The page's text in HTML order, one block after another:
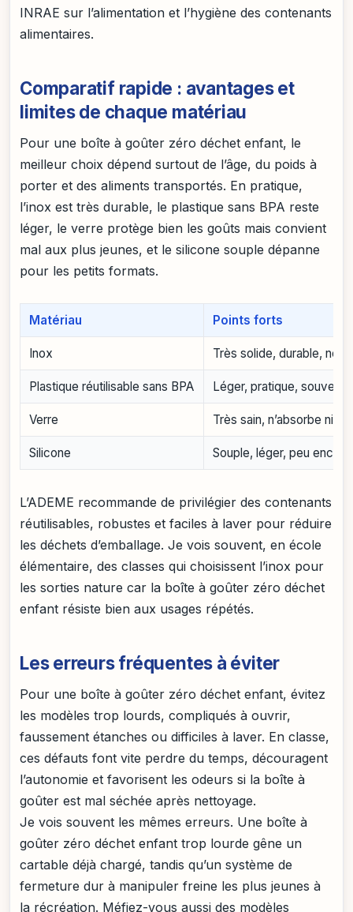
INRAE sur l’alimentation et l’hygiène des contenants
alimentaires.
Comparatif rapide : avantages et
limites de chaque matériau
Pour une boîte à goûter zéro déchet enfant, le
meilleur choix dépend surtout de l’âge, du poids à
porter et des aliments transportés. En pratique,
l’inox est très durable, le plastique sans BPA reste
léger, le verre protège bien les goûts mais convient
mal aux plus jeunes, et le silicone souple dépanne
pour les petits formats.
Matériau Points forts
Inox Très solide, durable,
Plastique réutilisable sans BPA Léger, pratique, souvent
Verre Très sain, n’absorbe ni
Silicone Souple, léger, peu
L’ADEME recommande de privilégier des contenants
réutilisables, robustes et faciles à laver pour réduire
les déchets d’emballage. Je vois souvent, en école
élémentaire, des classes qui choisissent l’inox pour
les sorties nature car la boîte à goûter zéro déchet
enfant résiste bien aux usages répétés.
Les erreurs fréquentes à éviter
Pour une boîte à goûter zéro déchet enfant, évitez
les modèles trop lourds, compliqués à ouvrir,
faussement étanches ou difficiles à laver. En classe,
ces défauts font vite perdre du temps, découragent
l’autonomie et favorisent les odeurs si la boîte à
goûter est mal séchée après nettoyage.
Je vois souvent les mêmes erreurs. Une boîte à
goûter zéro déchet enfant trop lourde gêne un
cartable déjà chargé, tandis qu’un système de
fermeture dur à manipuler freine les plus jeunes à
la récréation. Méfiez-vous aussi des modèles